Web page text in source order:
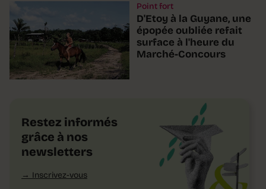
Point fort
D'Etoy à la Guyane, une
épopée oubliée refait
surface à l'heure du
Marché-Concours
Restez informés
grâce à nos
newsletters
Inscrivez-vous